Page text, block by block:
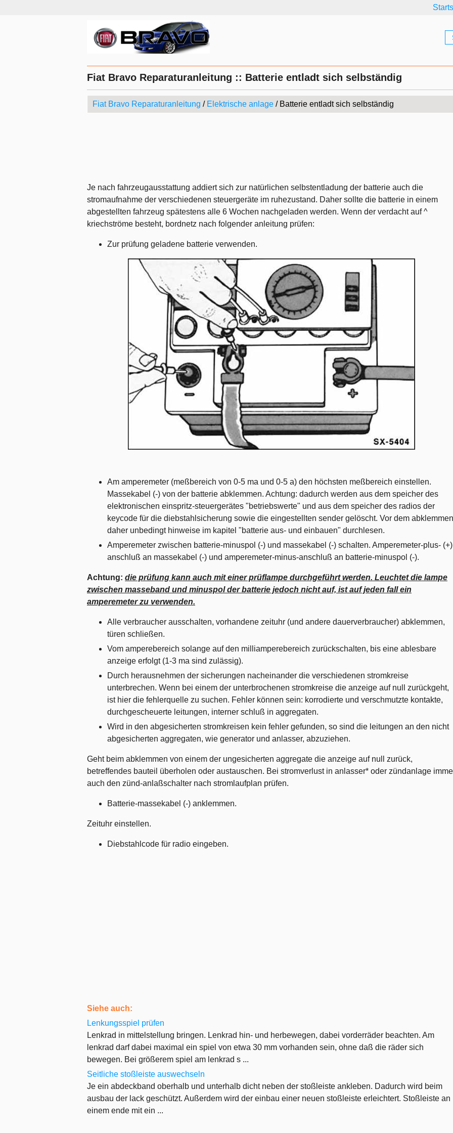
Fiat Bravo Reparaturanleitung :: Batterie entladt sich selbständig
Fiat Bravo Reparaturanleitung / Elektrische anlage / Batterie entladt sich selbständig
Je nach fahrzeugausstattung addiert sich zur natürlichen selbstentladung der batterie auch die
stromaufnahme der verschiedenen steuergeräte im ruhezustand. Daher sollte die batterie in einem
abgestellten fahrzeug spätestens alle 6 Wochen nachgeladen werden. Wenn der verdacht auf ^
kriechströme besteht, bordnetz nach folgender anleitung prüfen:
Zur prüfung geladene batterie verwenden.
Am amperemeter (meßbereich von 0-5 ma und 0-5 a) den höchsten meßbereich einstellen.
Massekabel (-) von der batterie abklemmen. Achtung: dadurch werden aus dem speicher des
elektronischen einspritz-steuergerätes "betriebswerte" und aus dem speicher des radios der
keycode für die diebstahlsicherung sowie die eingestellten sender gelöscht. Vor dem abklemmen
daher unbedingt hinweise im kapitel "batterie aus- und einbauen" durchlesen.
Amperemeter zwischen batterie-minuspol (-) und massekabel (-) schalten. Amperemeter-plus- (+)
anschluß an massekabel (-) und amperemeter-minus-anschluß an batterie-minuspol (-).
Achtung: die prüfung kann auch mit einer prüflampe durchgeführt werden. Leuchtet die lampe
zwischen masseband und minuspol der batterie jedoch nicht auf, ist auf jeden fall ein
amperemeter zu verwenden.
Alle verbraucher ausschalten, vorhandene zeituhr (und andere dauerverbraucher) abklemmen,
türen schließen.
Vom amperebereich solange auf den milliamperebereich zurückschalten, bis eine ablesbare
anzeige erfolgt (1-3 ma sind zulässig).
Durch herausnehmen der sicherungen nacheinander die verschiedenen stromkreise
unterbrechen. Wenn bei einem der unterbrochenen stromkreise die anzeige auf null zurückgeht,
ist hier die fehlerquelle zu suchen. Fehler können sein: korrodierte und verschmutzte kontakte,
durchgescheuerte leitungen, interner schluß in aggregaten.
Wird in den abgesicherten stromkreisen kein fehler gefunden, so sind die leitungen an den nicht
abgesicherten aggregaten, wie generator und anlasser, abzuziehen.
Geht beim abklemmen von einem der ungesicherten aggregate die anzeige auf null zurück,
betreffendes bauteil überholen oder austauschen. Bei stromverlust in anlasser* oder zündanlage
auch den zünd-anlaßschalter nach stromlaufplan prüfen.
Batterie-massekabel (-) anklemmen.
Zeituhr einstellen.
Diebstahlcode für radio eingeben.
Siehe auch:
Lenkungsspiel prüfen
Lenkrad in mittelstellung bringen. Lenkrad hin- und herbewegen, dabei vorderräder beachten. Am
lenkrad darf dabei maximal ein spiel von etwa 30 mm vorhanden sein, ohne daß die räder sich
bewegen. Bei größerem spiel am lenkrad s ...
Seitliche stoßleiste auswechseln
Je ein abdeckband oberhalb und unterhalb dicht neben der stoßleiste ankleben. Dadurch wird beim
ausbau der lack geschützt. Außerdem wird der einbau einer neuen stoßleiste erleichtert. Stoßleiste an
einem ende mit ein ...